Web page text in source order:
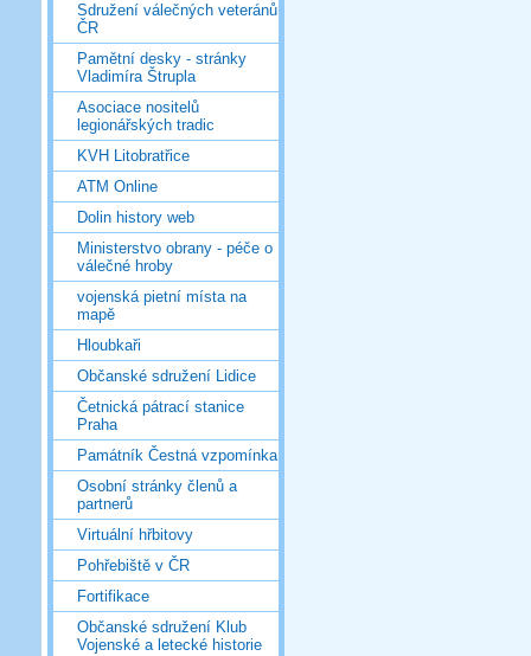
Sdružení válečných veteránů
ČR
Pamětní desky - stránky
Vladimíra Štrupla
Asociace nositelů
legionářských tradic
KVH Litobratřice
ATM Online
Dolin history web
Ministerstvo obrany - péče o
válečné hroby
vojenská pietní místa na
mapě
Hloubkaři
Občanské sdružení Lidice
Četnická pátrací stanice
Praha
Památník Čestná vzpomínka
Osobní stránky členů a
partnerů
Virtuální hřbitovy
Pohřebiště v ČR
Fortifikace
Občanské sdružení Klub
Vojenské a letecké historie